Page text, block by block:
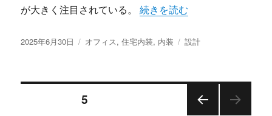
が大きく注目されている。“組織と働き方を進化させる
続きを読む
投
2025年6月30日
カ
リ
オフィス,住宅内装, 内装
タ
設計
固定ページ5